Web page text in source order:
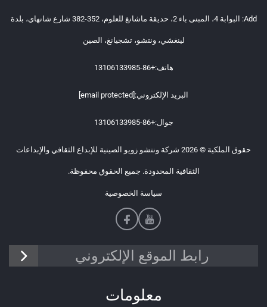
Add: البوابة 4، المبنى باء 2، حديقة ماشانغ للعلوم، 352-382 شارع شانهاي، بلدة
لينغشي، ونتشو، تشجيانغ، الصين
هاتف:+86-13106133985
البريد الإلكتروني:
جوال:+86-13106133985
حقوق الملكية © 2026 شركة ونتشو زويو الصينية للإبداع الثقافي والإبداعات
الثقافية المحدودة. جميع الحقوق محفوظة.
سياسة الخصوصية
رابط الموقع الإلكتروني
معلومات